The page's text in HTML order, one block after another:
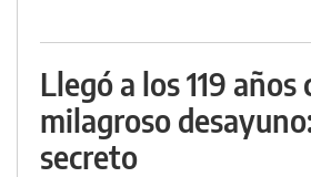
Llegó a los 119 años
milagroso
secreto